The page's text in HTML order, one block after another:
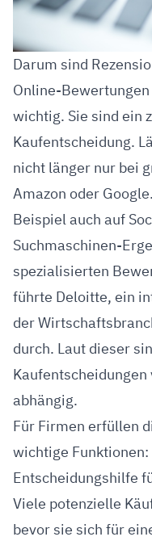
Darum sind
Online-
wichtig. Sie sind ein
Kaufentscheidung.
nicht länger nur bei
Amazon oder
Beispiel auch auf
Suchmaschinen-
spezialisierten
führte Deloitte, ein
der
durch. Laut dieser
Kaufentscheidungen
abhängig.
Für Firmen erfüllen
wichtige Funktionen:
Entscheidungshilfe
Viele potenzielle
bevor sie sich für